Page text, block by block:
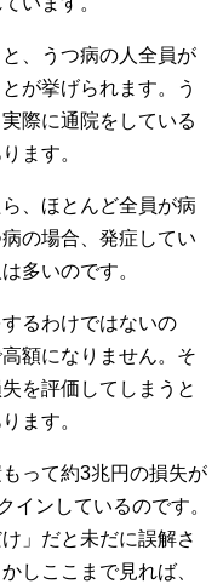
、うつ病の人全員が
が挙げられます。う
際に通院をしている
ます。
、ほとんど全員が病
の場合、発症してい
多いのです。
るわけではないの
額になりません。そ
を評価してしまうと
ます。
って約3兆円の損失が
インしているのです。
」だと未だに誤解さ
しここまで見れば、